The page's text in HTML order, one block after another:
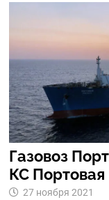
Газовоз
КС Портовая
27 ноября 2021